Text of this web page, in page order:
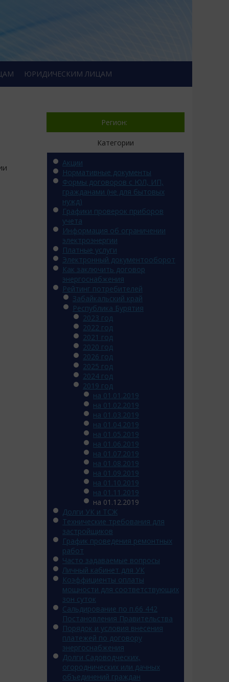
ЮРИДИЧЕСКИМ ЛИЦАМ
Регион:
Категории
Акции
Нормативные документы
Формы договоров с ЮЛ, ИП,
гражданами (не для бытовых
нужд)
Графики проверок приборов
учета
Информация об ограничении
электроэнергии
Платные услуги
Электронный документооборот
Как заключить договор
энергоснабжения
Рейтинг потребителей
Забайкальский край
Республика Бурятия
2023 год
2022 год
2021 год
2020 год
2026 год
2025 год
2024 год
2019 год
на 01.01.2019
на 01.02.2019
на 01.03.2019
на 01.04.2019
на 01.05.2019
на 01.06.2019
на 01.07.2019
на 01.08.2019
на 01.09.2019
на 01.10.2019
на 01.11.2019
на 01.12.2019
Долги УК и ТСЖ
Технические требования для
застройщиков
График проведения ремонтных
работ
Часто задаваемые вопросы
Личный кабинет для УК
Коэффициенты оплаты
мощности для соответствующих
зон суток
Сальдирование по п.66 442
Постановления Правительства
Порядок и условия внесения
платежей по договору
энергоснабжения
Долги Садоводческих,
огороднических или дачных
объединений граждан